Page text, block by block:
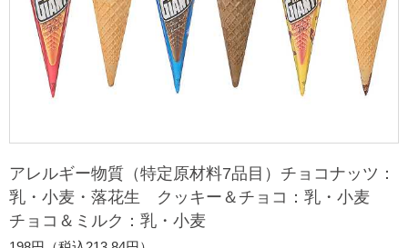
商品カテゴリ一覧
セブンプレミアム
ギフト
プリペイドカード・金券
nanacoトップ
マルチコピー機でできること
コピー
プリント
宅配便
切手・はがき・印紙
チケットサービス
セブンチケット
セブン‐イレブンでお受取り
企業情報トップ
ニュースリリース
企業理念
会社概要
私たちの取組み
サステナビリティ
セブン＆アイ・ホールディングスの重点課題
サステナビリティ活動基本方針
加盟店オーナー募集 物件募集・購入
アレルギー物質（特定原材料7品目）チョコナッツ：
乳・小麦・落花生 クッキー＆チョコ：乳・小麦
チョコ＆ミルク：乳・小麦